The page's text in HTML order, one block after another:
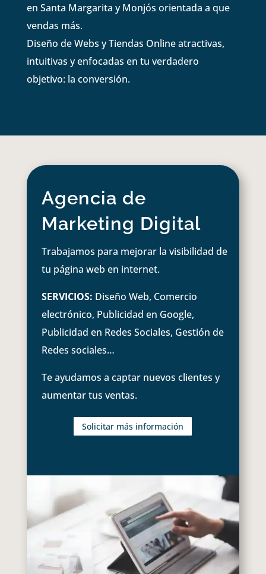
en Santa Margarita y Monjós orientada a que
vendas más.
Diseño de Webs y Tiendas Online atractivas,
intuitivas y enfocadas en tu verdadero
objetivo: la conversión.
Agencia de
Marketing Digital
Trabajamos para mejorar la visibilidad de
tu página web en internet.
SERVICIOS: Diseño Web, Comercio
electrónico, Publicidad en Google,
Publicidad en Redes Sociales, Gestión de
Redes sociales…
Te ayudamos a captar nuevos clientes y
aumentar tus ventas.
Solicitar más información